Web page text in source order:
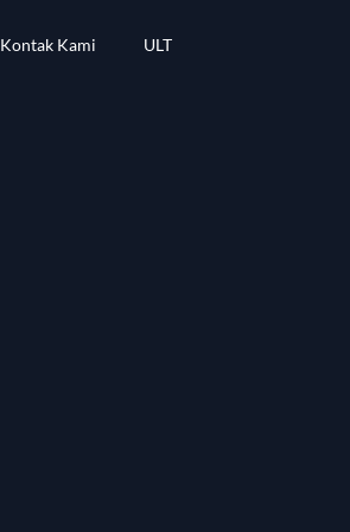
Kontak Kami ULT